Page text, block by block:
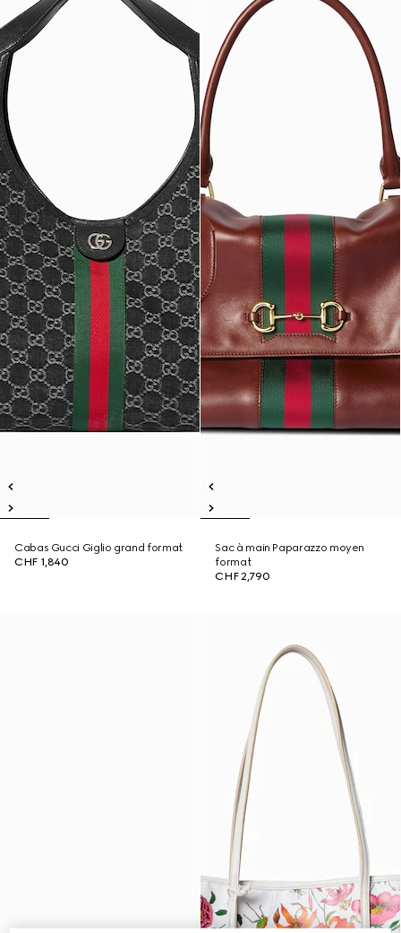
Cabas Gucci Giglio grand format
CHF 1,840
Sac à main Paparazzo moyen
format
CHF 2,790